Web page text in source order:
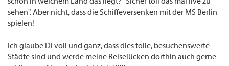
sehen". Aber nicht, dass die Schiffeversenken mit der MS Berlin
spielen!
Ich glaube Di voll und ganz, dass dies tolle, besuchenswerte
Städte sind und werde meine Reiselücken dorthin auch gerne